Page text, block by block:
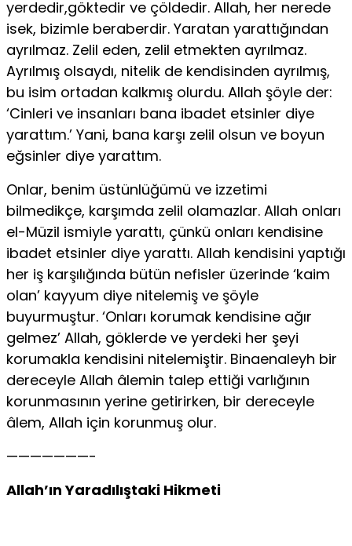
yerdedir,göktedir ve çöldedir. Allah, her nerede
isek, bizimle beraberdir. Yaratan yarattığından
ayrılmaz. Zelil eden, zelil etmekten ayrılmaz.
Ayrılmış ol­saydı, nitelik de kendisinden ayrılmış,
bu isim ortadan kalkmış olurdu. Allah şöyle der:
‘Cinleri ve insanları bana ibadet etsinler diye
yarattım.’ Yani, bana karşı zelil olsun ve boyun
eğsinler diye yarattım.
Onlar, be­nim üstünlüğümü ve izzetimi
bilmedikçe, karşımda zelil olamazlar. Al­lah onları
el-Müzil ismiyle yarattı, çünkü onları kendisine
ibadet etsinler diye yarattı. Allah kendisini yaptığı
her iş karşılığında bütün nefisler üzerinde ‘kaim
olan’ kayyum diye nitelemiş ve şöyle
buyurmuştur. ‘On­ları korumak kendisine ağır
gelmez’ Allah, göklerde ve yerdeki her şeyi
korumakla kendisini nitelemiştir. Binaenaleyh bir
dereceyle Allah âle­min talep ettiği varlığının
korunmasının yerine getirirken, bir dereceyle
âlem, Allah için korunmuş olur.
———————-
Allah’ın Yaradılıştaki Hikmeti